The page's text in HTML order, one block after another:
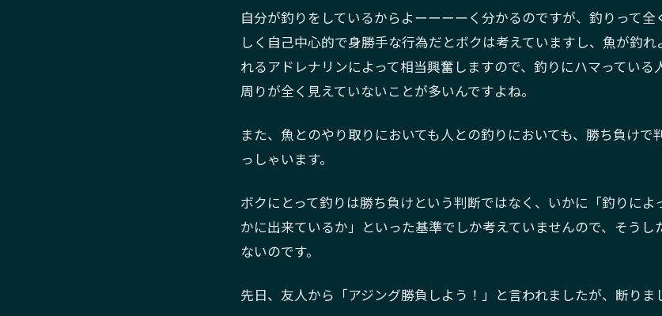
自分が釣りをしているからよーーーーく分かるのですが、釣りって
しく自己中心的で身勝手な行為だとボクは考えていますし、魚が釣
れるアドレナリンによって相当興奮しますので、釣りにハマっている
周りが全く見えていないことが多いんですよね。
また、魚とのやり取りにおいても人との釣りにおいても、勝ち負けで
っしゃいます。
ボクにとって釣りは勝ち負けという判断ではなく、いかに「釣りによ
かに出来ているか」といった基準でしか考えていませんので、そう
ないのです。
先日、友人から「アジング勝負しよう！」と言われましたが、断りま